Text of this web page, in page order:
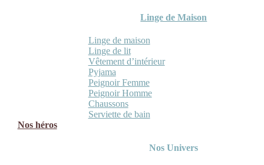
Linge de Maison
Linge de maison
Linge de lit
Vêtement d’intérieur
Pyjama
Peignoir Femme
Peignoir Homme
Chaussons
Serviette de bain
Nos héros
Nos Univers